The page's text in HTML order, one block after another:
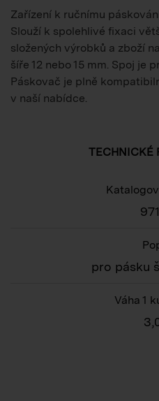
Zařízení k ručnímu
Slouží k spolehlivé fixaci
složených výrobků a zboží
šíře 12 nebo 15 mm. Spoj je
Páskovač je plně
v naší nabídce.
TECHNICKÉ
pro pásku
Váha 1